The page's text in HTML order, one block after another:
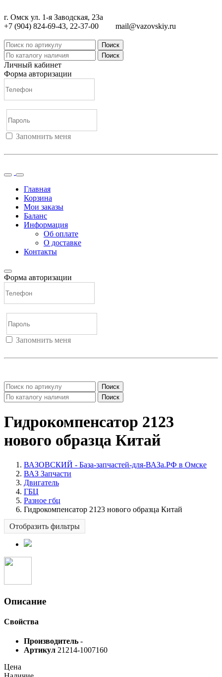
г. Омск ул. 1-я Заводская, 23а
+7 (904) 824-69-43, 22-37-00
mail@vazovskiy.ru
Поиск
Поиск
Личный кабинет
Форма авторизации
Запомнить меня
Главная
Корзина
Мои заказы
Баланс
Информация
Об оплате
О доставке
Контакты
Форма авторизации
Запомнить меня
Поиск
Поиск
Гидрокомпенсатор 2123
нового образца Китай
ВАЗОВСКИЙ - База-запчастей-для-ВАЗа.РФ в Омске
ВАЗ Запчасти
Двигатель
ГБЦ
Разное гбц
Гидрокомпенсатор 2123 нового образца Китай
Отобразить фильтры
Описание
Свойства
Производитель -
Артикул 21214-1007160
Цена
Наличие